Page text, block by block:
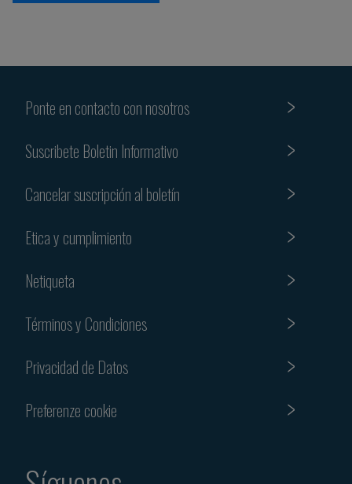
Ponte en contacto con nosotros
Suscribete Boletin Informativo
Cancelar suscripción al boletín
Etica y cumplimiento
Netiqueta
Términos y Condiciones
Privacidad de Datos
Preferenze cookie